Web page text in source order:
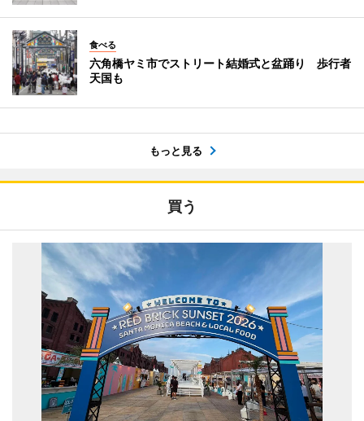
食べる
六角橋ヤミ市でストリート結婚式と盆踊り 歩行者
天国も
もっと見る
買う